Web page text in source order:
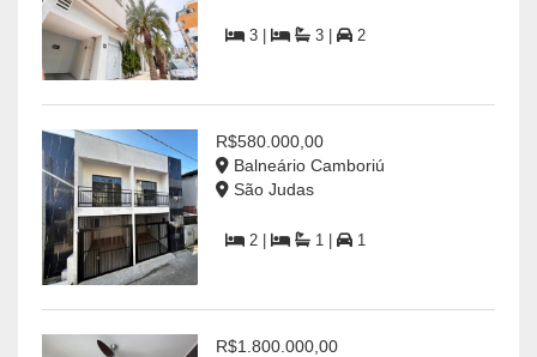
3 | 3 | 2
R$580.000,00
Balneário Camboriú
São Judas
2 | 1 | 1
R$1.800.000,00